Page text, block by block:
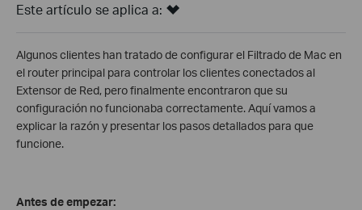
Este artículo se aplica a:
Algunos clientes han tratado de configurar el Filtrado de Mac en
el router principal para controlar los clientes conectados al
Extensor de Red, pero finalmente encontraron que su
configuración no funcionaba correctamente. Aquí vamos a
explicar la razón y presentar los pasos detallados para que
funcione.
Antes de empezar: